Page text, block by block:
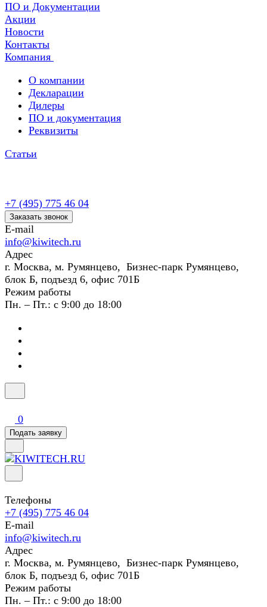
ПО и Документации
Акции
Новости
Контакты
Компания
О компании
Декларации
Дилеры
ПО и документация
Реквизиты
Статьи
+7 (495) 775 46 04
Заказать звонок
E-mail
info@kiwitech.ru
Адрес
г. Москва, м. Румянцево, Бизнес-парк Румянцево,
блок Б, подъезд 6, офис 701Б
Режим работы
Пн. – Пт.: с 9:00 до 18:00
0
Подать заявку
Телефоны
+7 (495) 775 46 04
E-mail
info@kiwitech.ru
Адрес
г. Москва, м. Румянцево, Бизнес-парк Румянцево,
блок Б, подъезд 6, офис 701Б
Режим работы
Пн. – Пт.: с 9:00 до 18:00